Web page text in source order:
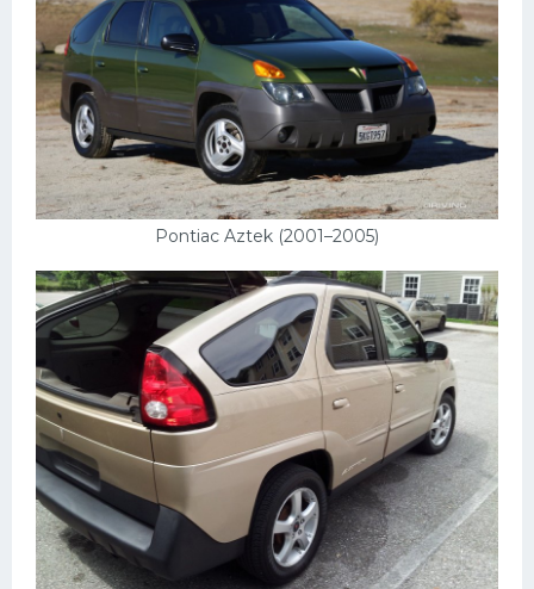
Pontiac Aztek (2001–2005)
Камаз
Автобусы
Хонда
Грузовики
Шевроле
Кадиллак
Автокемпер
Поезда
Мотоциклы
Ямаха
Додж
Ява